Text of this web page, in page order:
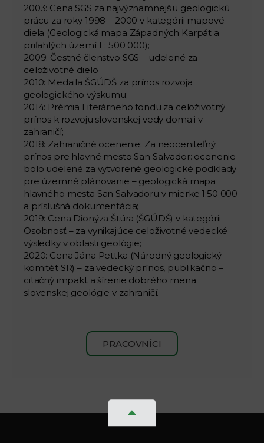
2003: Cena SGS za najvýznamnejšiu geologickú
prácu za roky 1998 – 2000 v kategórii mapové
diela (Geologická mapa Západných Karpát a
priľahlých území 1 : 500 000);
2009: Čestné členstvo SGS – udelené za
celoživotné dielo
2010: Medaila ŠGÚDŠ za prínos rozvoja
geologického výskumu;
2014: Prémia Literárneho fondu za celoživotný
prínos k rozvoju slovenskej vedy doma i v
zahraničí;
2018: Zahraničné ocenenie: Za neoceniteľný
prínos pre hlavné mesto San Salvador: ocenenie
bolo udelené za vytvorené geologické podklady
pre územné plánovanie – geologická mapa
hlavného mesta San Salvadoru v mierke 1:50 000
a príslušná dokumentácia;
2019: Cena Dionýza Štúra (ŠGÚDŠ) v kategórii
Osobnosť – za vynikajúce celoživotné vedecké
výsledky v oblasti geológie;
2020: Cena Jána Pettka (Národný geologický
komitét SR) – za vedecký prínos, publikačno –
citačný impakt a šírenie dobrého mena
slovenskej geológie v zahraničí.
PRACOVNÍCI